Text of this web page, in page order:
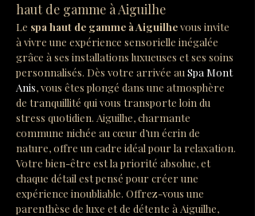
haut de gamme à Aiguilhe
Le spa haut de gamme à Aiguilhe vous invite
à vivre une expérience sensorielle inégalée
grâce à ses installations luxueuses et ses soins
personnalisés. Dès votre arrivée au Spa Mont
Anis, vous êtes plongé dans une atmosphère
de tranquillité qui vous transporte loin du
stress quotidien. Aiguilhe, charmante
commune nichée au cœur d’un écrin de
nature, offre un cadre idéal pour la relaxation.
Votre bien-être est la priorité absolue, et
chaque détail est pensé pour créer une
expérience inoubliable. Offrez-vous une
parenthèse de luxe et de détente à Aiguilhe,